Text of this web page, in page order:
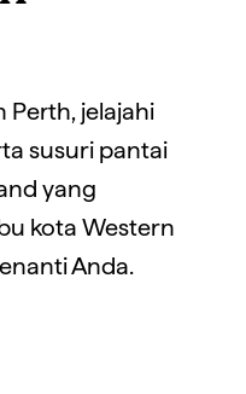
Perth, jelajahi
susuri pantai
yang
kota Western
Anda.